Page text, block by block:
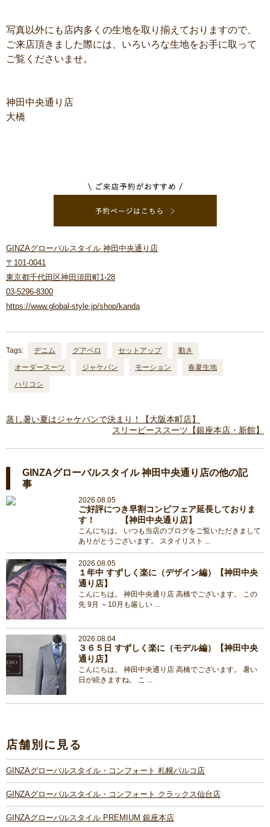
写真以外にも店内多くの生地を取り揃えておりますので、
ご来店頂きました際には、いろいろな生地をお手に取って
ご覧くださいませ。
神田中央通り店
大橋
GINZAグローバルスタイル 神田中央通り店
〒101-0041
東京都千代田区神田須田町1-28
03-5296-8300
https://www.global-style.jp/shop/kanda
Tags: デニム グアベロ セットアップ
動き
オーダースーツ
ジャケパン モーション
春夏生地
ハリコシ
蒸し暑い夏はジャケパンで決まり！【大阪本町店】
スリーピーススーツ【銀座本店・新館】
GINZAグローバルスタイル 神田中央通り店の他の記
事
2026.08.05
ご好評につき早割コンビフェア延長しておりま
す！ 【神田中央通り店】
こんにちは。 いつも当店のブログをご覧いただきまして
ありがとうございます。 スタイリスト ...
2026.08.05
１年中 すずしく楽に（デザイン編）【神田中央
通り店】
こんにちは。 神田中央通り店 高橋でございます。 この
先 9月 ～10月も厳しい ...
2026.08.04
３６５日 すずしく楽に（モデル編）【神田中央
通り店】
こんにちは。 神田中央通り店 高橋でございます。 暑い
日が続きますね。 こ ...
店舗別に見る
GINZAグローバルスタイル・コンフォート 札幌パルコ店
GINZAグローバルスタイル・コンフォート クラックス仙台店
GINZAグローバルスタイル PREMIUM 銀座本店